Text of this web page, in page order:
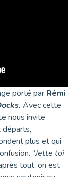
porté par Rémi
Avec cette
nous invite
départs,
plus et qui
“Jette toi
tout, on est